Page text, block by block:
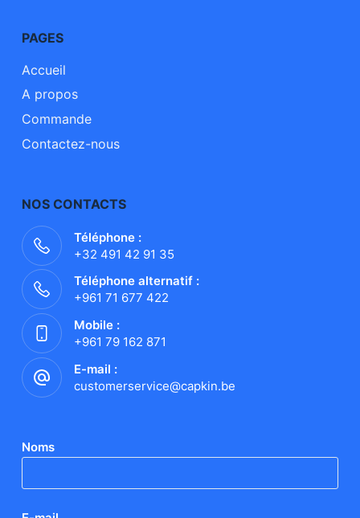
PAGES
Accueil
A propos
Commande
Contactez-nous
NOS CONTACTS
Téléphone :
+32 491 42 91 35
Téléphone alternatif :
+961 71 677 422
Mobile :
+961 79 162 871
E-mail :
customerservice@capkin.be
Noms